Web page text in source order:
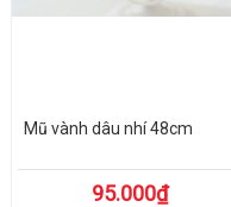
Mũ vành dâu nhí 48cm
95.000₫